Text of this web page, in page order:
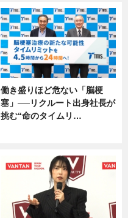
働き盛りほど危ない「脳梗
塞」──リクルート出身社長が
挑む“命のタイムリ…